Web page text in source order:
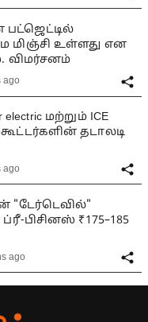
மிஞ்சி உள்ளது என
விமர்சனம்
ago
தடாலடி
ago
"டேர்டெவில்"
பிசினஸ் ₹175–185
ago